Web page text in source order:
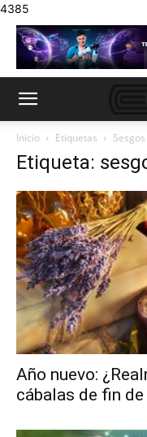
4385
Inicio Etiquetas
Etiqueta:
Año nuevo:
cábalas de fin de